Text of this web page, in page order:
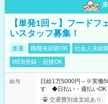
【単発1回～】フードフ
いスタッフ募集！
派遣 職種未経験OK 社会人未経
WEB登録・面接OK
給与
日給1万5000円～※実働5
す ◆日払い・週払いOK
も異なります
交通費別途支給あり